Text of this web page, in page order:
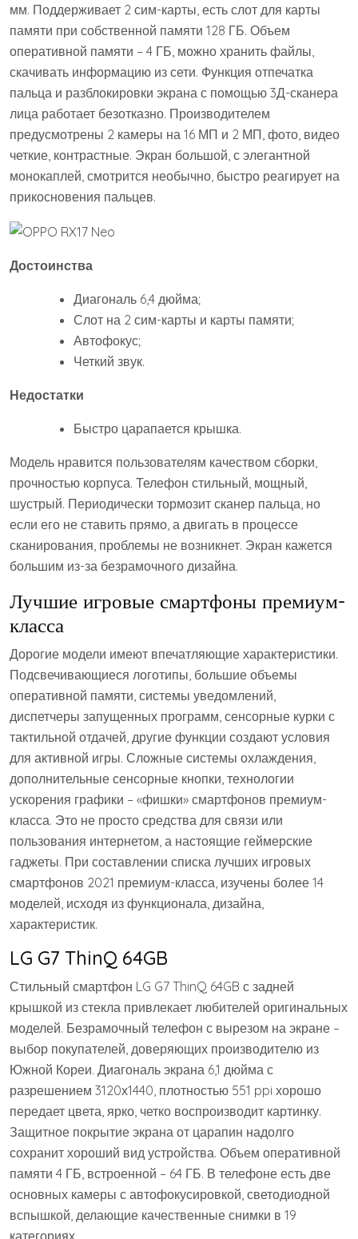
мм. Поддерживает 2 сим-карты, есть слот для карты
памяти при собственной памяти 128 ГБ. Объем
оперативной памяти – 4 ГБ, можно хранить файлы,
скачивать информацию из сети. Функция отпечатка
пальца и разблокировки экрана с помощью 3Д-сканера
лица работает безотказно. Производителем
предусмотрены 2 камеры на 16 МП и 2 МП, фото, видео
четкие, контрастные. Экран большой, с элегантной
монокаплей, смотрится необычно, быстро реагирует на
прикосновения пальцев.
Достоинства
Диагональ 6,4 дюйма;
Слот на 2 сим-карты и карты памяти;
Автофокус;
Четкий звук.
Недостатки
Быстро царапается крышка.
Модель нравится пользователям качеством сборки,
прочностью корпуса. Телефон стильный, мощный,
шустрый. Периодически тормозит сканер пальца, но
если его не ставить прямо, а двигать в процессе
сканирования, проблемы не возникнет. Экран кажется
большим из-за безрамочного дизайна.
Лучшие игровые смартфоны премиум-
класса
Дорогие модели имеют впечатляющие характеристики.
Подсвечивающиеся логотипы, большие объемы
оперативной памяти, системы уведомлений,
диспетчеры запущенных программ, сенсорные курки с
тактильной отдачей, другие функции создают условия
для активной игры. Сложные системы охлаждения,
дополнительные сенсорные кнопки, технологии
ускорения графики – «фишки» смартфонов премиум-
класса. Это не просто средства для связи или
пользования интернетом, а настоящие геймерские
гаджеты. При составлении списка лучших игровых
смартфонов 2021 премиум-класса, изучены более 14
моделей, исходя из функционала, дизайна,
характеристик.
LG G7 ThinQ 64GB
Стильный смартфон LG G7 ThinQ 64GB с задней
крышкой из стекла привлекает любителей оригинальных
моделей. Безрамочный телефон с вырезом на экране –
выбор покупателей, доверяющих производителю из
Южной Кореи. Диагональ экрана 6,1 дюйма с
разрешением 3120х1440, плотностью 551 ppi хорошо
передает цвета, ярко, четко воспроизводит картинку.
Защитное покрытие экрана от царапин надолго
сохранит хороший вид устройства. Объем оперативной
памяти 4 ГБ, встроенной – 64 ГБ. В телефоне есть две
основных камеры с автофокусировкой, светодиодной
вспышкой, делающие качественные снимки в 19
категориях.